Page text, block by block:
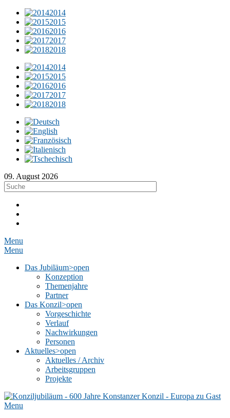
2014
2015
2016
2017
2018
2014
2015
2016
2017
2018
09. August 2026
Menu
Menu
Das Jubiläum>open
Konzeption
Themenjahre
Partner
Das Konzil>open
Vorgeschichte
Verlauf
Nachwirkungen
Personen
Aktuelles>open
Aktuelles / Archiv
Arbeitsgruppen
Projekte
Menu